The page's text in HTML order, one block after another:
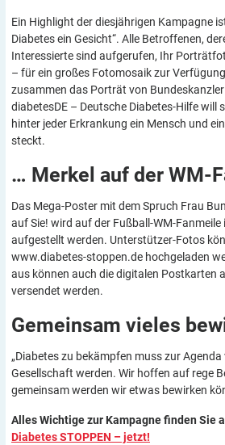
Ein Highlight der diesjährigen Kampagne
Diabetes ein Gesicht“. Alle Betroffenen,
Interessierte sind aufgerufen, Ihr
– für ein großes Fotomosaik zur
zusammen das Porträt von
diabetesDE – Deutsche Diabetes-Hilfe will
hinter jeder Erkrankung ein Mensch und
steckt.
… Merkel auf der WM-
Das Mega-Poster mit dem Spruch Frau
auf Sie! wird auf der Fußball-WM-
aufgestellt werden. Unterstützer-Fotos
www.diabetes-stoppen.de hochgeladen
aus können auch die digitalen Postkarten
versendet werden.
Gemeinsam vieles
„Diabetes zu bekämpfen muss zur
Gesellschaft werden. Wir hoffen auf rege
gemeinsam werden wir etwas bewirken
Alles Wichtige zur Kampagne finden Sie
Diabetes STOPPEN – jetzt!